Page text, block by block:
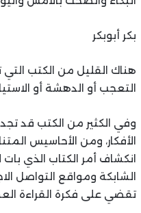
بكر أبوبكر
هناك القليل من الكتب
التعجب أو الدهشة أو
وفي الكثير من الكتب قد تجد
الأفكار، ومن الأحاسيس
انكشاف أمر الكتاب الذي
الشابكة ومواقع التواصل
تقضي على فكرة القراءة